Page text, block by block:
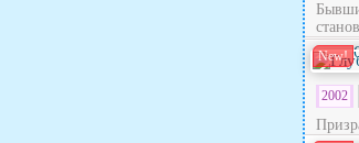
New!
2002